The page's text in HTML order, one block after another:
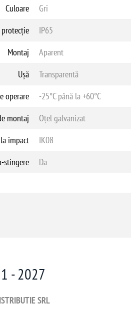
Culoare
Gri
IP65
Montaj
Aparent
Ușă
Transparentă
operare
-25°C până la +60°C
montaj
Oțel galvanizat
impact
IK08
stingere
Da
- 2027
SRL